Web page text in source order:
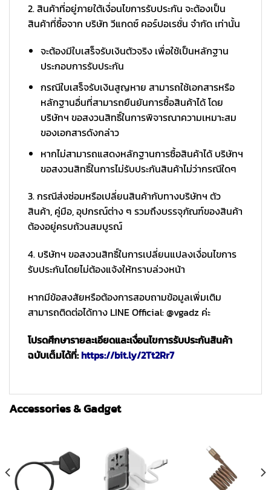
2. สินค้าที่อยู่ภายใต้เงื่อนไขการรับประกัน จะต้องเป็น
สินค้าที่ซื้อจาก บริษัท วีแกดซ์ คอร์ปอเรชั่น จำกัด เท่านั้น
จะต้องมีใบเสร็จรับเงินตัวจริง เพื่อใช้เป็นหลักฐาน
ประกอบการรับประกัน
กรณีใบเสร็จรับเงินสูญหาย สามารถใช้เอกสารหรือ
หลักฐานอื่นที่สามารถยืนยันการซื้อสินค้าได้ โดย
บริษัทฯ ขอสงวนสิทธิ์ในการพิจารณาความเหมาะสม
ของเอกสารดังกล่าว
หากไม่สามารถแสดงหลักฐานการซื้อสินค้าได้ บริษัทฯ
ขอสงวนสิทธิ์ในการไม่รับประกันสินค้าไม่ว่ากรณีใดๆ
3. กรณีส่งซ่อมหรือเปลี่ยนสินค้ากับทางบริษัทฯ ตัว
สินค้า, คู่มือ, อุปกรณ์ต่าง ๆ รวมถึงบรรจุภัณฑ์ของสินค้า
ต้องอยู่ครบถ้วนสมบูรณ์
4. บริษัทฯ ขอสงวนสิทธิ์ในการเปลี่ยนแปลงเงื่อนไขการ
รับประกันโดยไม่ต้องแจ้งให้ทราบล่วงหน้า
หากมีข้อสงสัยหรือต้องการสอบถามข้อมูลเพิ่มเติม
สามารถติดต่อได้ทาง LINE Official: @vgadz ค่ะ
โปรดศึกษารายละเอียดและเงื่อนไขการรับประกันสินค้า
ฉบับเต็มได้ที่:https://bit.ly/2Tt2Rr7
Accessories & Gadget